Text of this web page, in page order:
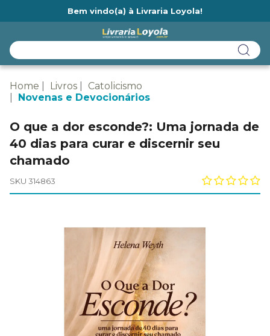
Bem vindo(a) à Livraria Loyola!
Home Livros
Catolicismo
Novenas e Devocionários
O que a dor esconde?: Uma jornada de
40 dias para curar e discernir seu
chamado
SKU 314863